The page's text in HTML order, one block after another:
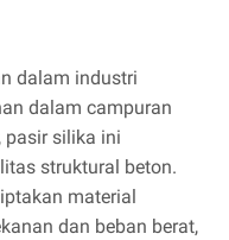
dalam industri
dalam campuran
pasir silika ini
struktural beton.
material
dan beban berat,